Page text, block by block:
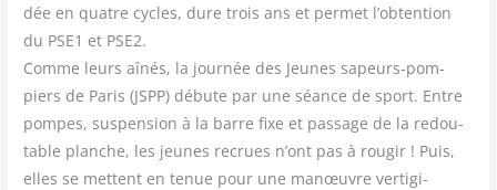
dée en quatre cycles, dure trois ans et per­met l’obtention
du PSE1 et PSE2.
Comme leurs aînés, la jour­née des Jeunes sapeurs-pom­
piers de Paris (JSPP) débute par une séance de sport. Entre
pompes, sus­pen­sion à la barre fixe et pas­sage de la redou­
table planche, les jeunes recrues n’ont pas à rou­gir ! Puis,
elles se mettent en tenue pour une manœuvre ver­ti­gi­